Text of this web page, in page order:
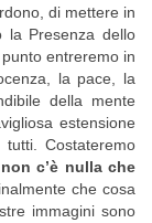
di mettere in
la Presenza dello
entreremo in
la pace, la
della mente
estensione
Costateremo
c’è nulla che
che cosa
immagini sono